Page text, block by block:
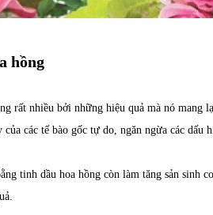
hồng
rất nhiều bởi những hiệu quả mà nó mang
các tế bào gốc tự do, ngăn ngừa các dấu
tinh dầu hoa hồng còn làm tăng sản sinh